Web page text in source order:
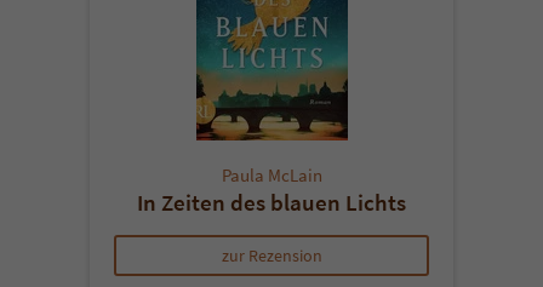
Paula McLain
In Zeiten des blauen Lichts
zur Rezension